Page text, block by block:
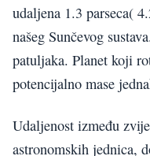
udaljena 1.3 parseca(
našeg Sunčevog
patuljaka. Planet koji
potencijalno mase
Udaljenost između
astronomskih jednica,